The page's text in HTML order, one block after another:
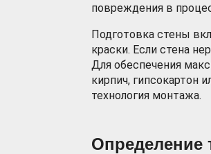
повреждения в
Подготовка стены
краски. Если стена
Для обеспечения
кирпич, гипсокартон
технология монтажа.
Определение